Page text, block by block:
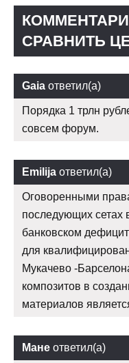
СРАВНИТЬ
Gaia ответил(а)
Порядка 1 трлн
совсем форум.
Emilija ответил(а)
Оговоренными
последующих
банковском
для
Мукачево -
композитов в
материалов
Мане ответил(а)